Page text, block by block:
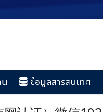
ข้อมูลสารสนเทศ